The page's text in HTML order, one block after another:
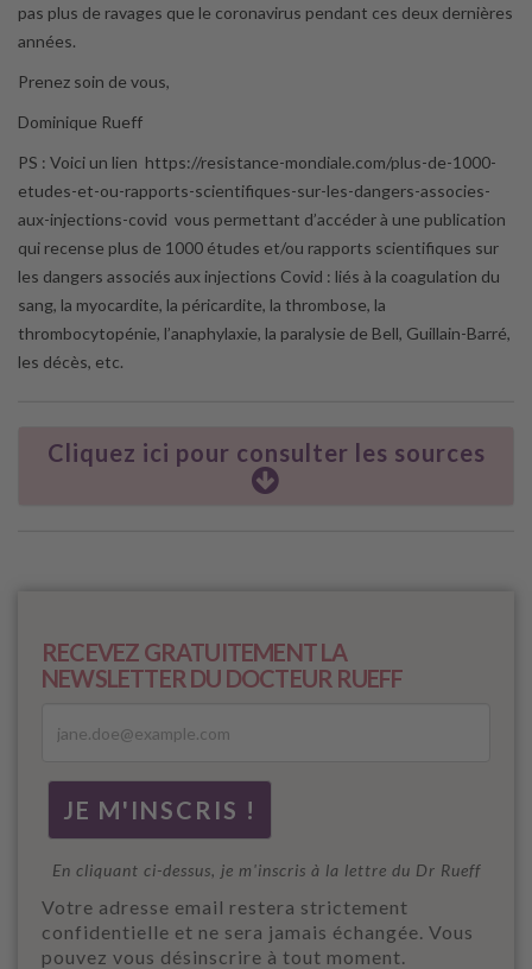
pas plus de ravages que le coronavirus pendant ces deux dernières
années.
Prenez soin de vous,
Dominique Rueff
PS : Voici un lien https://resistance-mondiale.com/plus-de-1000-
etudes-et-ou-rapports-scientifiques-sur-les-dangers-associes-
aux-injections-covid vous permettant d’accéder à une publication
qui recense plus de 1000 études et/ou rapports scientifiques sur
les dangers associés aux injections Covid : liés à la coagulation du
sang, la myocardite, la péricardite, la thrombose, la
thrombocytopénie, l’anaphylaxie, la paralysie de Bell, Guillain-Barré,
les décès, etc.
Cliquez ici pour consulter les sources
RECEVEZ GRATUITEMENT LA
NEWSLETTER DU DOCTEUR RUEFF
En cliquant ci-dessus, je m'inscris à la lettre du Dr Rueff
Votre adresse email restera strictement
confidentielle et ne sera jamais échangée. Vous
pouvez vous désinscrire à tout moment.